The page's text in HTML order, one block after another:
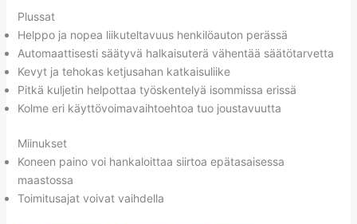
Plussat
Helppo ja nopea liikuteltavuus henkilöauton perässä
Automaattisesti säätyvä halkaisuterä vähentää säätötarvetta
Kevyt ja tehokas ketjusahan katkaisuliike
Pitkä kuljetin helpottaa työskentelyä isommissa erissä
Kolme eri käyttövoimavaihtoehtoa tuo joustavuutta
Miinukset
Koneen paino voi hankaloittaa siirtoa epätasaisessa
maastossa
Toimitusajat voivat vaihdella